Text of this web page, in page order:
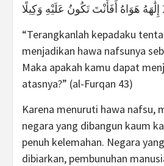
هَوَاهُ أَفَأَنْتَ تَكُونُ عَلَيْهِ وَكِيلًا
“Terangkanlah kepadaku
menjadikan hawa nafsunya
Maka apakah kamu dapat
atasnya?” (al-Furqan 43)
Karena menuruti hawa nafsu,
negara yang dibangun kaum
penuh kelemahan. Negara
dibiarkan, pembunuhan